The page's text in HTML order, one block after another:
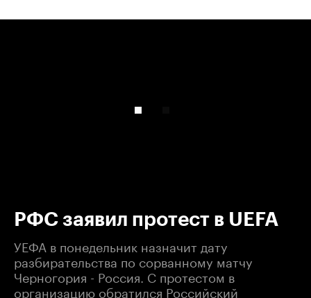
РФС заявил протест в UEFA
УЕФА в понедельник назначит дату
разбирательства по сорванному матчу
Черногория - Россия. С протестом в
организацию обратился Российский